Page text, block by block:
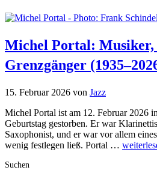
Michel Portal: Musiker,
Grenzgänger
15. Februar 2026 von Jazz
Michel Portal ist am 12. Februar 2026
Geburtstag gestorben. Er war
Saxophonist, und er war vor allem
wenig festlegen ließ. Portal …
Suchen